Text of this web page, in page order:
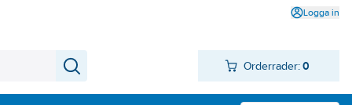
Logga in
Orderrader: 0